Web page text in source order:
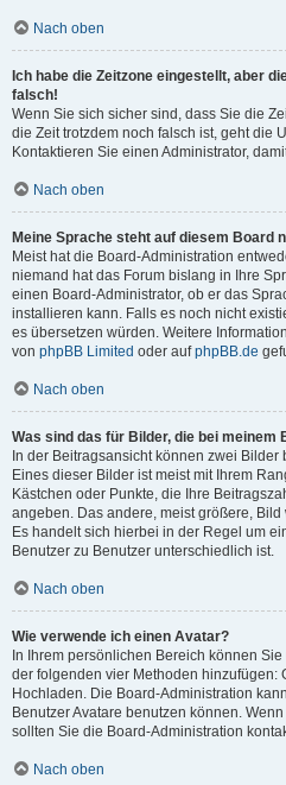
Nach oben
Ich habe die Zeitzone eingestellt, aber
falsch!
Wenn Sie sich sicher sind, dass Sie die
die Zeit trotzdem noch falsch ist, geht die
Kontaktieren Sie einen Administrator,
Nach oben
Meine Sprache steht auf diesem Board
Meist hat die Board-Administration
niemand hat das Forum bislang in Ihre
einen Board-Administrator, ob er das
installieren kann. Falls es noch nicht
es übersetzen würden. Weitere
von phpBB Limited oder aufphpBB.de
Nach oben
Was sind das für Bilder, die bei meinem
In der Beitragsansicht können zwei
Eines dieser Bilder ist meist mit Ihrem
Kästchen oder Punkte, die Ihre
angeben. Das andere, meist größere, Bild
Es handelt sich hierbei in der Regel um
Benutzer zu Benutzer unterschiedlich ist.
Nach oben
Wie verwende ich einen Avatar?
In Ihrem persönlichen Bereich können
der folgenden vier Methoden hinzufügen:
Hochladen. Die Board-Administration
Benutzer Avatare benutzen können.
sollten Sie die Board-Administration
Nach oben